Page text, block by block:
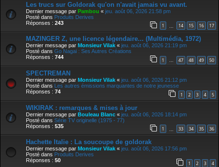
Les trucs sur Goldorak qu'on n'avait jamais vu avant.
Dernier message par Pambou « jeu. août 06, 2026 21:58 pm
Posté dans Produits Derives
Réponses : 243 1 14 15 16 17
MAZINGER Z, une licence légendaire... (Multimédia, 1972)
Dernier message par Monsieur Vilak « jeu. août 06, 2026 21:19 pm
Posté dans Go Nagai : Ses Autres Créations
Réponses : 744 1 … 47 48 49 50
SPECTREMAN
Dernier message par Monsieur Vilak « jeu. août 06, 2026 21:12 pm
Posté dans Les autres émissions marquantes de notre jeunesse
Réponses : 74 1 2 3 4 5
WIKIRAK : remarques & mises à jour
Dernier message par Bouleau Blanc « jeu. août 06, 2026 18:14 pm
Posté dans Série TV originelle (1975 - 77)
Réponses : 535 1 33 34 35 36
Hachette Italie : La soucoupe de goldorak
Dernier message par Monsieur Vilak « jeu. août 06, 2026 17:56 pm
Posté dans Produits Derives
Réponses : 50 1 2 3 4